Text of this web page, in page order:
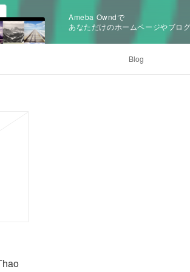
Ameba Owndで
あなただけのホームページやブロ
Blog